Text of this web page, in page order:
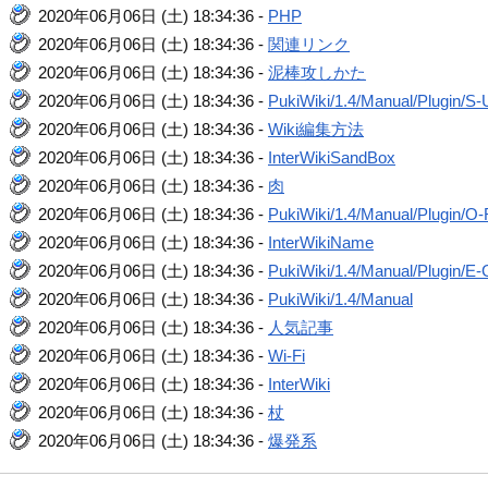
2020年06月06日 (土) 18:34:36 - PHP
2020年06月06日 (土) 18:34:36 - 関連リンク
2020年06月06日 (土) 18:34:36 -泥棒攻しかた
2020年06月06日 (土) 18:34:36 - PukiWiki/1.4/Manual/Plugin/S-
2020年06月06日 (土) 18:34:36 -Wiki編集方法
2020年06月06日 (土) 18:34:36 - InterWikiSandBox
2020年06月06日 (土) 18:34:36 - 肉
2020年06月06日 (土) 18:34:36 - PukiWiki/1.4/Manual/Plugin/O-
2020年06月06日 (土) 18:34:36 - InterWikiName
2020年06月06日 (土) 18:34:36 - PukiWiki/1.4/Manual/Plugin/E-
2020年06月06日 (土) 18:34:36 - PukiWiki/1.4/Manual
2020年06月06日 (土) 18:34:36 - 人気記事
2020年06月06日 (土) 18:34:36 -Wi-Fi
2020年06月06日 (土) 18:34:36 - InterWiki
2020年06月06日 (土) 18:34:36 -杖
2020年06月06日 (土) 18:34:36 -爆発系